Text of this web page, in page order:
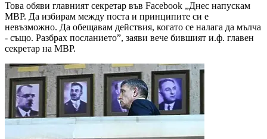
Това обяви главният секретар във Facebook „Днес напускам
МВР. Да избирам между поста и принципите си е
невъзможно. Да обещавам действия, когато се налага да мълча
- също. Разбрах посланието”, заяви вече бившият и.ф. главен
секретар на МВР.